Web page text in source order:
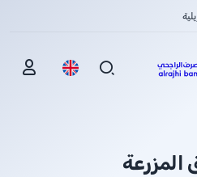
المزرعة